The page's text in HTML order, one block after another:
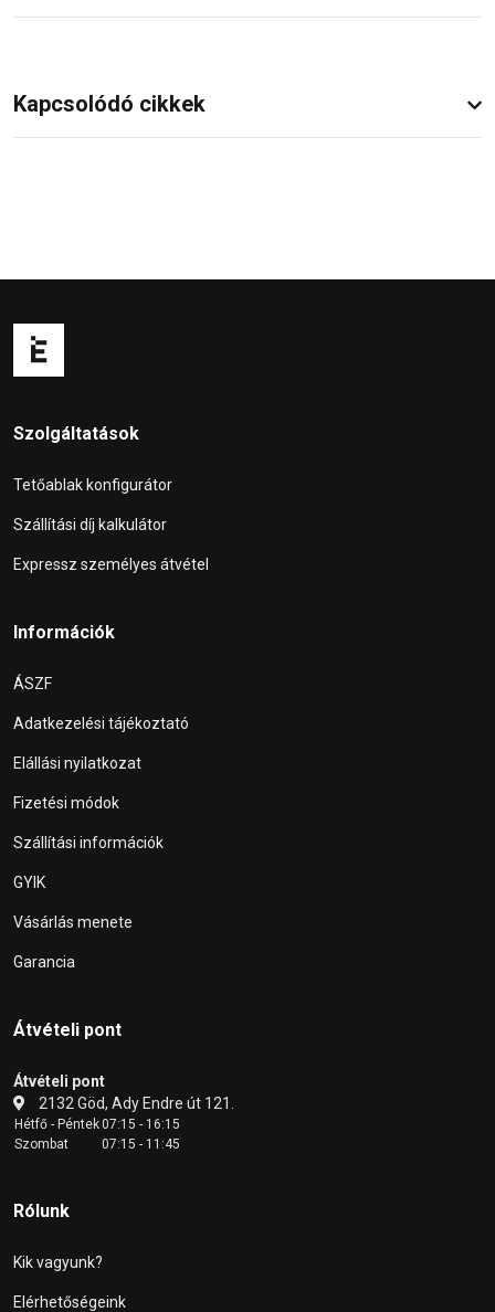
Kapcsolódó cikkek
Szolgáltatások
Tetőablak konfigurátor
Szállítási díj kalkulátor
Expressz személyes átvétel
Információk
ÁSZF
Adatkezelési tájékoztató
Elállási nyilatkozat
Fizetési módok
Szállítási információk
GYIK
Vásárlás menete
Garancia
Átvételi pont
Átvételi pont
2132 Göd, Ady Endre út 121.
Hétfő - Péntek07:15 - 16:15
Szombat
07:15 - 11:45
Rólunk
Kik vagyunk?
Elérhetőségeink